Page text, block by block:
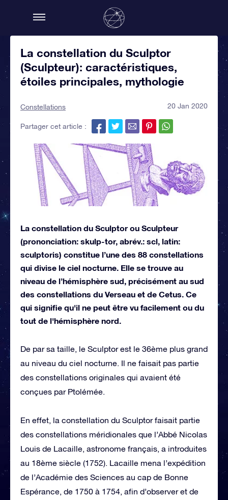
La constellation du Sculptor
(Sculpteur): caractéristiques,
étoiles principales, mythologie
Constellations 20 Jan 2020
Partager cet article :
La constellation du Sculptor ou Sculpteur
(prononciation: skulp-tor, abrév.: scl, latin:
sculptoris) constitue l’une des 88 constellations
qui divise le ciel nocturne. Elle se trouve au
niveau de l’hémisphère sud, précisément au sud
des constellations du Verseau et de Cetus. Ce
qui signifie qu'il ne peut être vu facilement ou du
tout de l'hémisphère nord.
De par sa taille, le Sculptor est le 36ème plus grand
au niveau du ciel nocturne. Il ne faisait pas partie
des constellations originales qui avaient été
conçues par Ptolémée.
En effet, la constellation du Sculptor faisait partie
des constellations méridionales que l’Abbé Nicolas
Louis de Lacaille, astronome français, a introduites
au 18ème siècle (1752). Lacaille mena l’expédition
de l’Académie des Sciences au cap de Bonne
Espérance, de 1750 à 1754, afin d’observer et de